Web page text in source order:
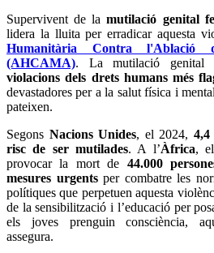
Supervivent de lamutilació genital
lidera la lluita per erradicar aquesta
Humanitària Contra
(AHCAMA). La mutilació genital
violacions dels drets humans més
devastadores per a la salut física i
pateixen.
Segons Nacions Unides, el 2024, 4,4
risc de ser mutilades. A l’Àfrica,
provocar la mort de 44.000
mesures urgentsper combatre les
polítiques que perpetuen aquesta
de la sensibilització i l’educació per
els joves prenguin consciència,
assegura.